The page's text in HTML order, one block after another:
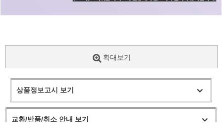
확대보기
상품정보고시 보기
교환/반품/취소 안내 보기